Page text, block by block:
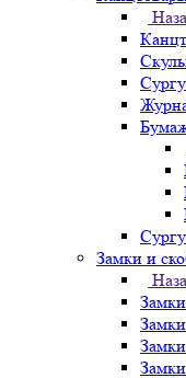
Замки и